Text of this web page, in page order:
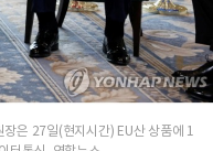
은 27일(현지시간) EU산 상품에 1